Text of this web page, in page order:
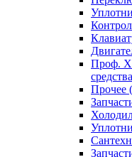
Проф.